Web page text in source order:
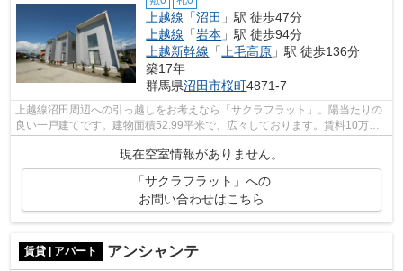
上越線 「沼田 」駅 徒歩47分
上越線 「岩本 」駅 徒歩94分
上越新幹線 「 上毛高原 」駅 徒歩136分
築17年
群馬県沼田市桜町4871-7
上越線沼田周辺への引っ越しをお考えなら「サクラフラット」。陽当たりの
良い一戸建てです。建物面積52.99平米で、広々しております。賃料10万円
以下をご希望のお客様、ぜひお問い合わ...
現在空室情報がありません。
「サクラフラット」への
お問い合わせはこちら
賃貸 | アパート アンシャンテ